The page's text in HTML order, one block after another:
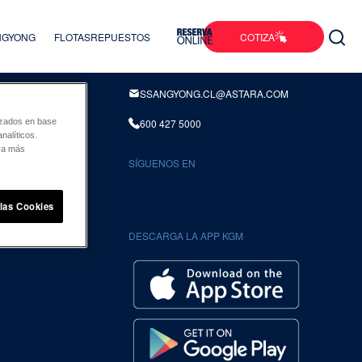
FLOTASREPUESTOS
COTIZA
INFORMACION DE CONTACTO
SSANGYONG.CL@ASTARA.COM
600 427 5000
SÍGUENOS EN
DESCARGA LA APP KGM
en base
más
Cookies